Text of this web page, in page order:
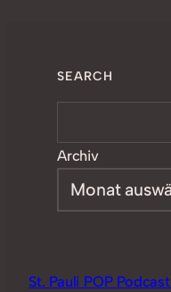
SEARCH
Archiv
St. Pauli POP